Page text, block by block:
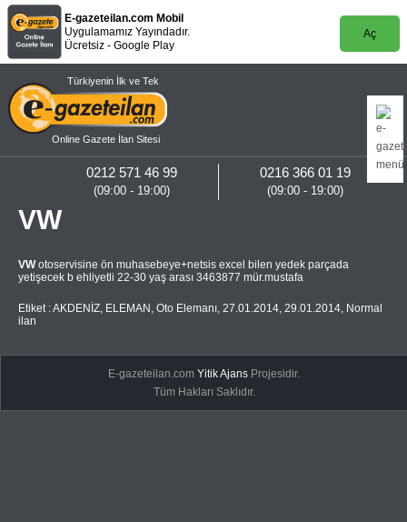
E-gazeteilan.com Mobil
Uygulamamız Yayındadır.
Ücretsiz - Google Play
Aç
Türkiyenin İlk ve Tek
Online Gazete İlan Sitesi
0216 366 01 19
(09:00 - 19:00)
0212 571 46 99
(09:00 - 19:00)
VW
VWotoservisine ön muhasebeye+netsis excel bilen yedek parçada
yetişecek b ehliyetli 22-30 yaş arası 3463877 mür.mustafa
Etiket :AKDENİZ, ELEMAN , Oto Elemanı, 27.01.2014, 29.01.2014, Normal
ilan
E-gazeteilan.comYitik Ajans Projesidir.
Tüm Hakları Saklıdır.